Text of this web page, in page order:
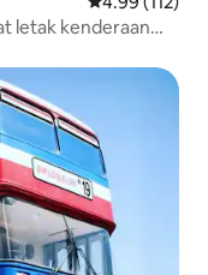
letak kenderaan